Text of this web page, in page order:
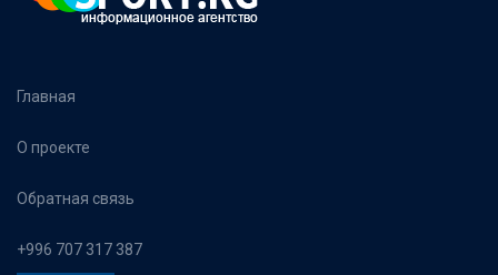
Главная
О проекте
Обратная связь
+996 707 317 387